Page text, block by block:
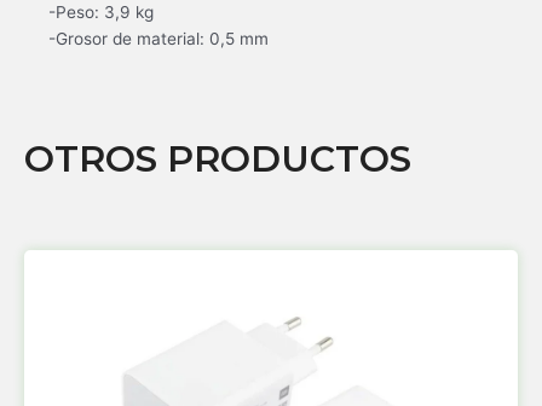
-Peso: 3,9 kg
-Grosor de material: 0,5 mm
OTROS PRODUCTOS